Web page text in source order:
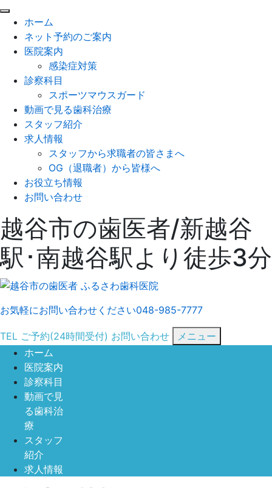
ホーム
ネット予約のご案内
医院案内
感染症対策
診察科目
スポーツマウスガード
動画で見る歯科治療
スタッフ紹介
求人情報
スタッフから求職者の皆さまへ
OG（退職者）から皆様へ
お役立ち情報
お問い合わせ
越谷市の歯医者/新越谷
駅･南越谷駅より徒歩3分
お気軽にお問い合わせください048-985-7777
TEL ご予約(24時間受付) お問い合わせ
メニュー
ホーム
医院案内
診察科目
動画で見
る歯科治
療
スタッフ
紹介
求人情報